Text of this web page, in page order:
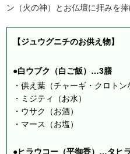
ン（火の神）とお仏壇に拝みを
【ジュウグニチのお供え物】
●白ウブク（白ご飯）…3膳
・供え葉（チャーギ・クロトン
・ミジティ（お水）
・ウサク（お酒）
・マース（お塩）
●ヒラウコー（平御香）…タヒ